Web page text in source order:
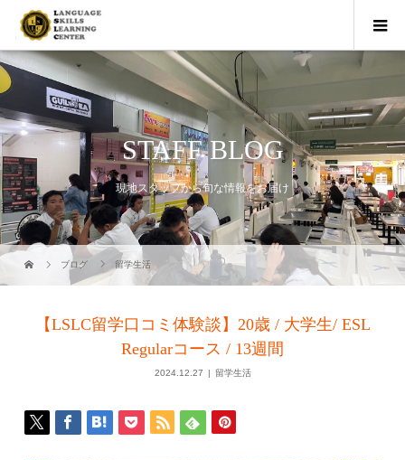
STAFF BLOG
現地スタッフから旬な情報をお届け
ブログ 留学生活
【LSLC留学口コミ体験談】20歳 / 大学生/ ESL
Regularコース / 13週間
2024.12.27 留学生活